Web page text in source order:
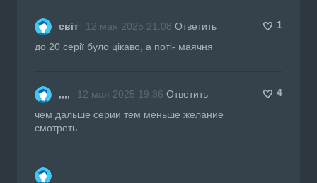
світ 12 мая 2025 21:08 Ответить
1
до 20 серії було цікаво, а поті- маячня
,,,, 12 мая 2025 19:36 Ответить
4
чем дальше серии тем меньше желание
смотреть.....